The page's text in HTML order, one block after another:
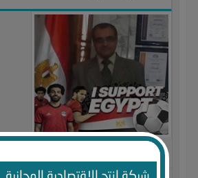
شبكة انتج الاقتصادية المجانية